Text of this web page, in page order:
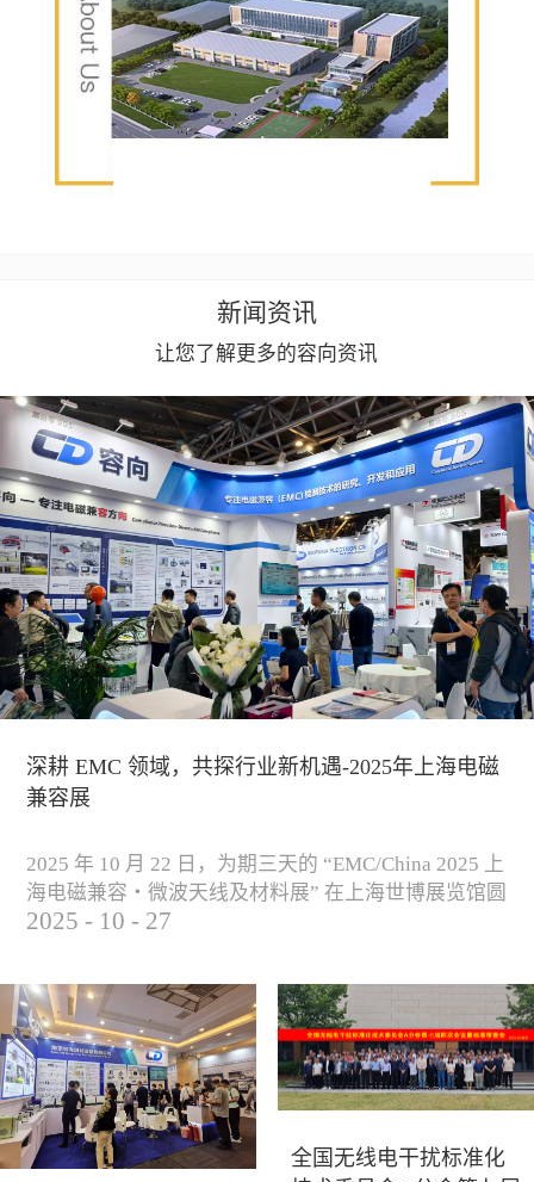
新闻资讯
让您了解更多的容向资讯
深耕 EMC 领域，共探行业新机遇-2025年上海电磁
兼容展
2025 年 10 月 22 日，为期三天的 “EMC/China 2025 上
海电磁兼容・微波天线及材料展” 在上海世博展览馆圆
满落下帷幕。作为电磁兼容领域的行业盛会，本届展
研讨及产品展示等多种形式，深入交流行业见解，踊
跃探索合作空间，为电磁兼容领域的高质量发展汇聚
了新动能。产品展示展会现场，公司展示了...
2025 - 10 - 27
全国无线电干扰标准化